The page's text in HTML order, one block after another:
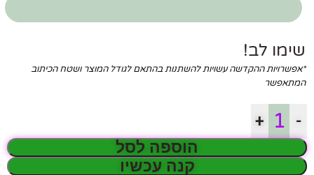
שימו לב!
*אפשרויות ההקדשה עשויות להשתנות בהתאם לגודל המוצר ושטח הכיתוב
המתאפשר
-
+
הוספה לסל
קנה עכשיו